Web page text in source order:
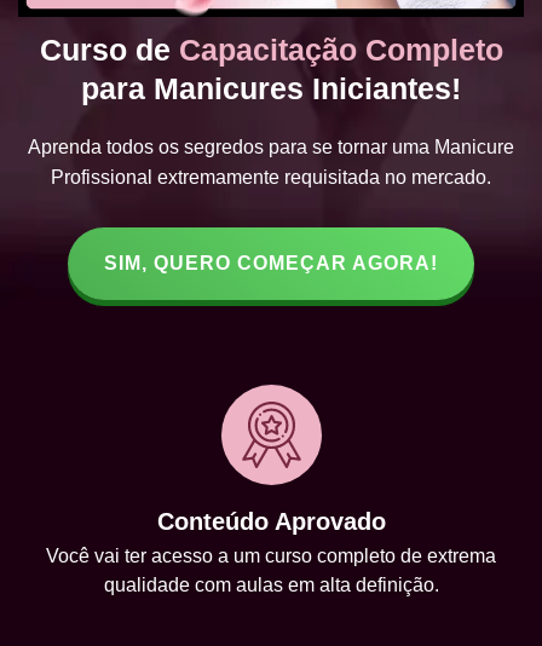
Curso de Capacitação Completo
para Manicures Iniciantes!
Aprenda todos os segredos para se tornar uma Manicure
Profissional extremamente requisitada no mercado.
SIM, QUERO COMEÇAR AGORA!
Conteúdo Aprovado
Você vai ter acesso a um curso completo de extrema
qualidade com aulas em alta definição.